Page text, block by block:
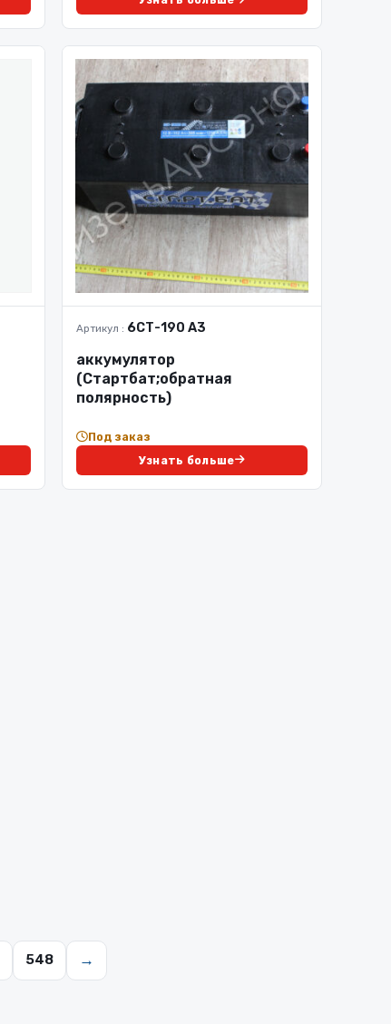
Артикул : 6СТ-190 А3
аккумулятор
(Стартбат;обратная
полярность)
Под заказ
Узнать больше
548 →